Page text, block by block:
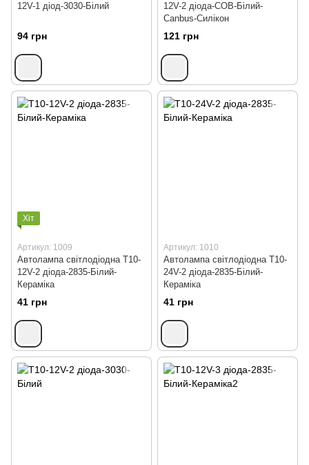
12V-1 діод-3030-Білий
94 грн
12V-2 діода-СОВ-Білий-
Сanbus-Силікон
121 грн
Хіт
Артикул: 1009
Автолампа світлодіодна T10-
12V-2 діода-2835-Білий-
Кераміка
41 грн
Артикул: 1010
Автолампа світлодіодна T10-
24V-2 діода-2835-Білий-
Кераміка
41 грн